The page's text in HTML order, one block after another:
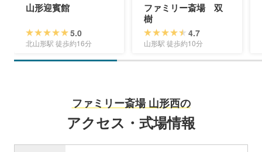
山形迎賓館
5.0
北山形駅 徒歩約16分
ファミリー斎場 双
樹
4.7
山形駅 徒歩約10分
ファミリー斎場 山形西の
アクセス・式場情報